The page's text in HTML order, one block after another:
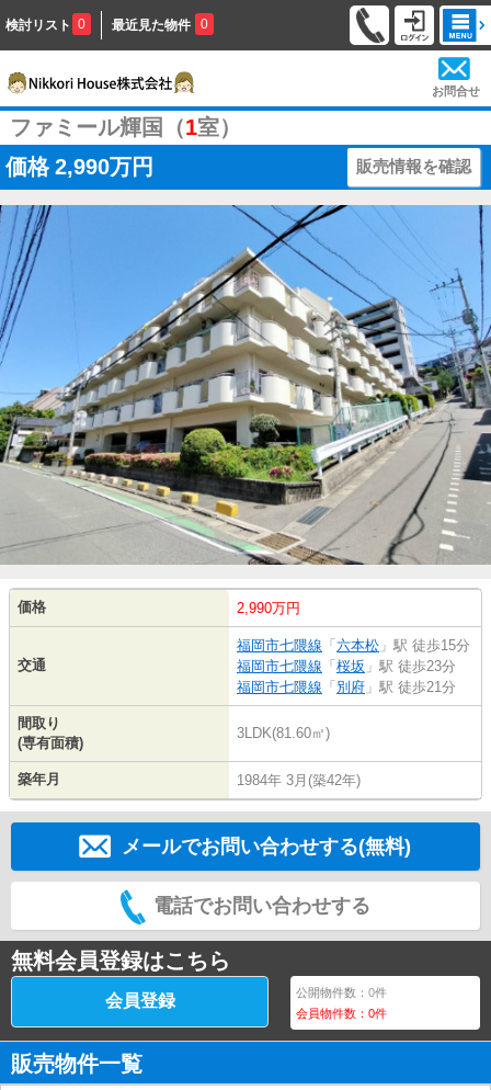
検討リスト 0 最近見た物件 0
お問合せ
ファミール輝国（1室）
価格 2,990万円 販売情報を確認
価格 2,990万円
交通
福岡市七隈線 「 六本松 」駅 徒歩15分
福岡市七隈線 「 桜坂 」駅 徒歩23分
福岡市七隈線 「 別府 」駅 徒歩21分
間取り
(専有面積)
3LDK(81.60㎡)
築年月 1984年 3月(築42年)
メールでお問い合わせする(無料)
電話でお問い合わせする
無料会員登録はこちら
会員登録 公開物件数：0件
会員物件数：0件
販売物件一覧